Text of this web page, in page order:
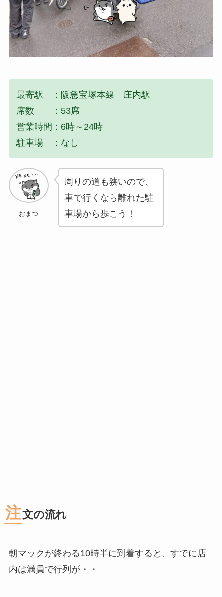
最寄駅 ：阪急宝塚本線 庄内駅
席数 ：53席
営業時間：6時～24時
駐車場 ：なし
おまつ
周りの道も狭いので、
車で行くなら離れた駐
車場から歩こう！
注文の流れ
朝マックが終わる10時半に到着すると、すでに店
内は満員で行列が・・